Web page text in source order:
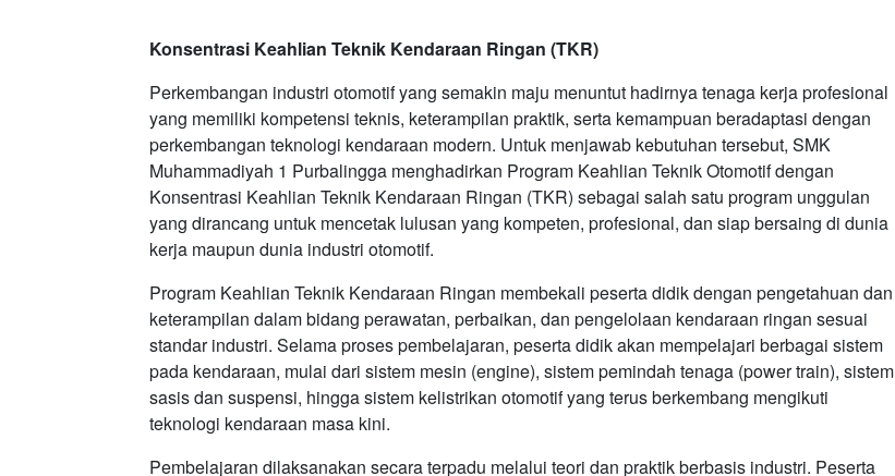
Konsentrasi Keahlian Teknik Kendaraan Ringan (TKR)
Perkembangan industri otomotif yang semakin maju menuntut hadirnya tenaga kerja profesional
yang memiliki kompetensi teknis, keterampilan praktik, serta kemampuan beradaptasi dengan
perkembangan teknologi kendaraan modern. Untuk menjawab kebutuhan tersebut, SMK
Muhammadiyah 1 Purbalingga menghadirkan Program Keahlian Teknik Otomotif dengan
Konsentrasi Keahlian Teknik Kendaraan Ringan (TKR) sebagai salah satu program unggulan
yang dirancang untuk mencetak lulusan yang kompeten, profesional, dan siap bersaing di dunia
kerja maupun dunia industri otomotif.
Program Keahlian Teknik Kendaraan Ringan membekali peserta didik dengan pengetahuan dan
keterampilan dalam bidang perawatan, perbaikan, dan pengelolaan kendaraan ringan sesuai
standar industri. Selama proses pembelajaran, peserta didik akan mempelajari berbagai sistem
pada kendaraan, mulai dari sistem mesin (engine), sistem pemindah tenaga (power train), sistem
sasis dan suspensi, hingga sistem kelistrikan otomotif yang terus berkembang mengikuti
teknologi kendaraan masa kini.
Pembelajaran dilaksanakan secara terpadu melalui teori dan praktik berbasis industri. Peserta